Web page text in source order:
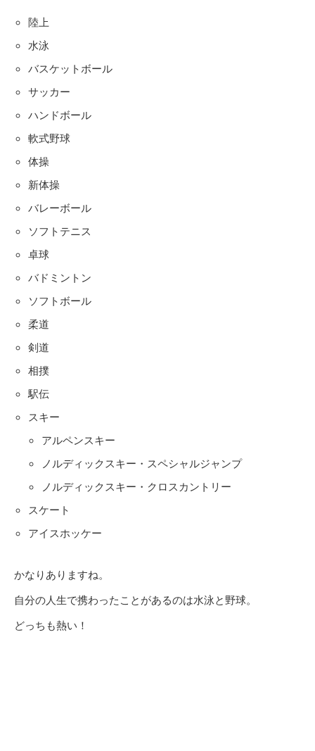
陸上
水泳
バスケットボール
サッカー
ハンドボール
軟式野球
体操
新体操
バレーボール
ソフトテニス
卓球
バドミントン
ソフトボール
柔道
剣道
相撲
駅伝
スキー
アルペンスキー
ノルディックスキー・スペシャルジャンプ
ノルディックスキー・クロスカントリー
スケート
アイスホッケー
かなりありますね。
自分の人生で携わったことがあるのは水泳と野球。
どっちも熱い！